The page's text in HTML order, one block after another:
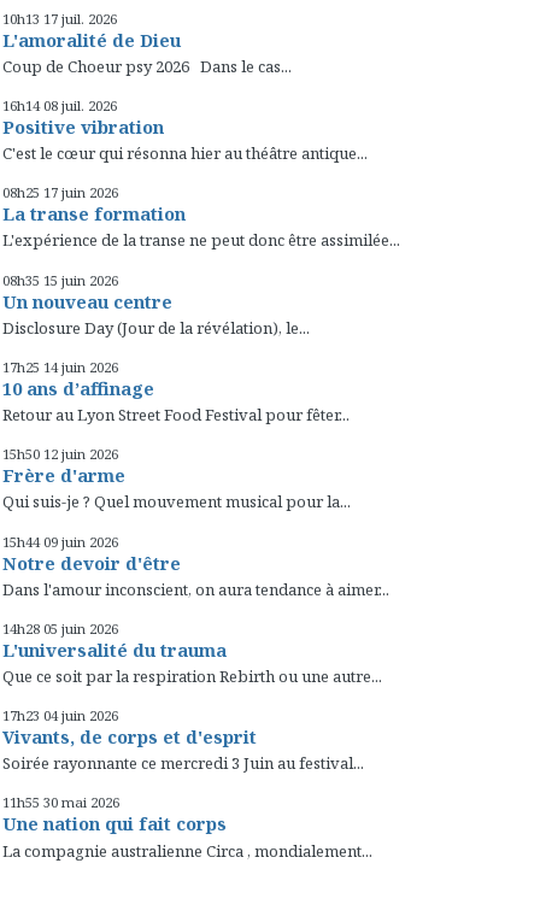
10h13 17 juil. 2026
L'amoralité de Dieu
Coup de Choeur psy 2026 Dans le cas...
16h14 08 juil. 2026
Positive vibration
C'est le cœur qui résonna hier au théâtre antique...
08h25 17 juin 2026
La transe formation
L'expérience de la transe ne peut donc être assimilée...
08h35 15 juin 2026
Un nouveau centre
Disclosure Day (Jour de la révélation), le...
17h25 14 juin 2026
10 ans d’affinage
Retour au Lyon Street Food Festival pour fêter...
15h50 12 juin 2026
Frère d'arme
Qui suis-je ? Quel mouvement musical pour la...
15h44 09 juin 2026
Notre devoir d'être
Dans l'amour inconscient, on aura tendance à aimer...
14h28 05 juin 2026
L'universalité du trauma
Que ce soit par la respiration Rebirth ou une autre...
17h23 04 juin 2026
Vivants, de corps et d'esprit
Soirée rayonnante ce mercredi 3 Juin au festival...
11h55 30 mai 2026
Une nation qui fait corps
La compagnie australienne Circa , mondialement...